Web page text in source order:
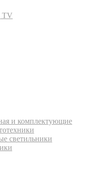
TV
и комплектующие
светильники